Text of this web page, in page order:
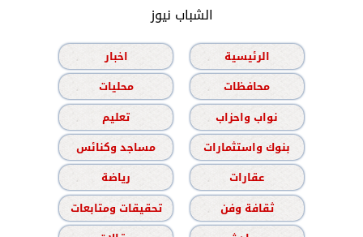
الشباب نيوز
الرئيسية
اخبار
محافظات
محليات
نواب واحزاب
تعليم
بنوك واستثمارات
مساجد وكنائس
عقارات
رياضة
ثقافة وفن
تحقيقات ومتابعات